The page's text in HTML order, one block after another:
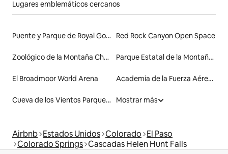
Lugares emblemáticos cercanos
Puente y Parque de Royal Gorge Red Rock Canyon Open Space
Zoológico de la Montaña Cheyenne Parque Estatal de la Montaña Cheyenne
El Broadmoor World Arena Academia de la Fuerza Aérea de los Estados Unidos
Cueva de los Vientos Parque de Montaña Mostrar más
Airbnb Estados Unidos Colorado El Paso
Colorado Springs Cascadas Helen Hunt Falls